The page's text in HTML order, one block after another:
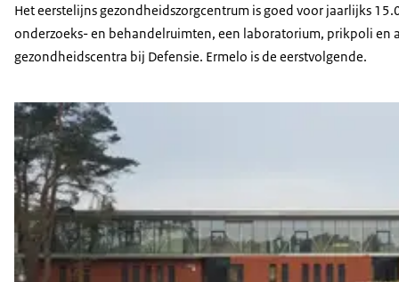
Het eerstelijns gezondheidszorgcentrum is goed voor jaarlijks
onderzoeks- en behandelruimten, een laboratorium, prikpoli en
gezondheidscentra bij Defensie. Ermelo is de eerstvolgende.